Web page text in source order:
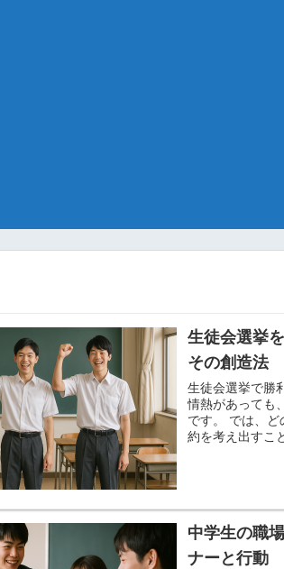
生徒会選挙
その創造法
生徒会選挙で勝
情熱があっても
です。 では、
約を考え出すこ
中学生の職
ナーと行動